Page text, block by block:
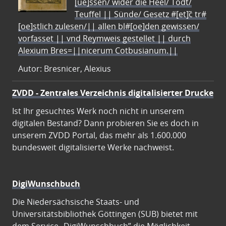
Teuffel || Sünde/ Gesetz #[et]c̃ tr#
[oe]stlich zulesen/|| allen bl#[oe]den gewissen/
vorfasset || vnd Reymweis gestellet || durch
Alexium Bres=||nicerum Cotbusianum.||
Autor: Bresnicer, Alexius
ZVDD - Zentrales Verzeichnis digitalisierter Drucke
Ist Ihr gesuchtes Werk noch nicht in unserem
digitalen Bestand? Dann probieren Sie es doch in
unserem ZVDD Portal, das mehr als 1.600.000
bundesweit digitalisierte Werke nachweist.
DigiWunschbuch
Die Niedersächsische Staats- und
Universitätsbibliothek Göttingen (SUB) bietet mit